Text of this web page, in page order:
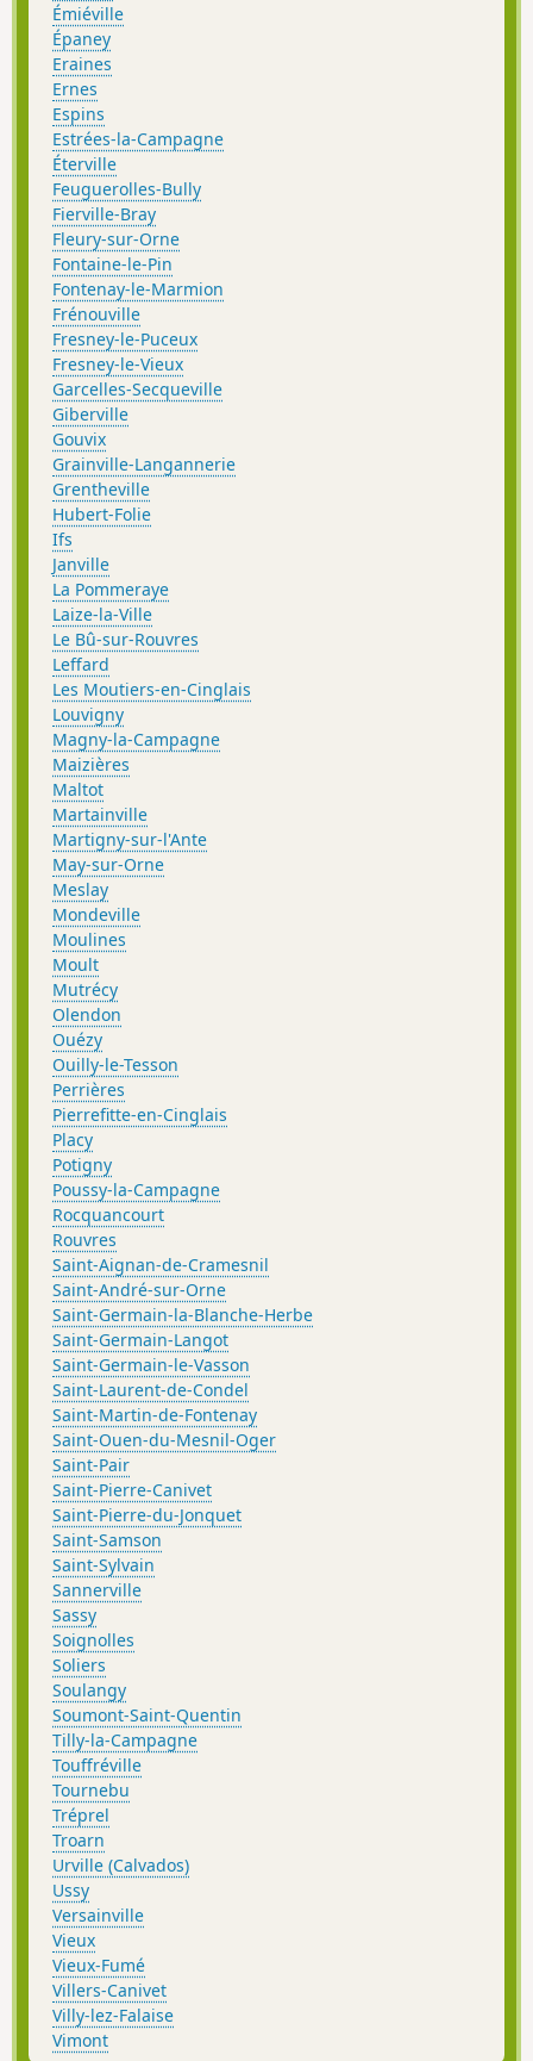
Émiéville
Épaney
Eraines
Ernes
Espins
Estrées-la-Campagne
Éterville
Feuguerolles-Bully
Fierville-Bray
Fleury-sur-Orne
Fontaine-le-Pin
Fontenay-le-Marmion
Frénouville
Fresney-le-Puceux
Fresney-le-Vieux
Garcelles-Secqueville
Giberville
Gouvix
Grainville-Langannerie
Grentheville
Hubert-Folie
Ifs
Janville
La Pommeraye
Laize-la-Ville
Le Bû-sur-Rouvres
Leffard
Les Moutiers-en-Cinglais
Louvigny
Magny-la-Campagne
Maizières
Maltot
Martainville
Martigny-sur-l'Ante
May-sur-Orne
Meslay
Mondeville
Moulines
Moult
Mutrécy
Olendon
Ouézy
Ouilly-le-Tesson
Perrières
Pierrefitte-en-Cinglais
Placy
Potigny
Poussy-la-Campagne
Rocquancourt
Rouvres
Saint-Aignan-de-Cramesnil
Saint-André-sur-Orne
Saint-Germain-la-Blanche-Herbe
Saint-Germain-Langot
Saint-Germain-le-Vasson
Saint-Laurent-de-Condel
Saint-Martin-de-Fontenay
Saint-Ouen-du-Mesnil-Oger
Saint-Pair
Saint-Pierre-Canivet
Saint-Pierre-du-Jonquet
Saint-Samson
Saint-Sylvain
Sannerville
Sassy
Soignolles
Soliers
Soulangy
Soumont-Saint-Quentin
Tilly-la-Campagne
Touffréville
Tournebu
Tréprel
Troarn
Urville (Calvados)
Ussy
Versainville
Vieux
Vieux-Fumé
Villers-Canivet
Villy-lez-Falaise
Vimont